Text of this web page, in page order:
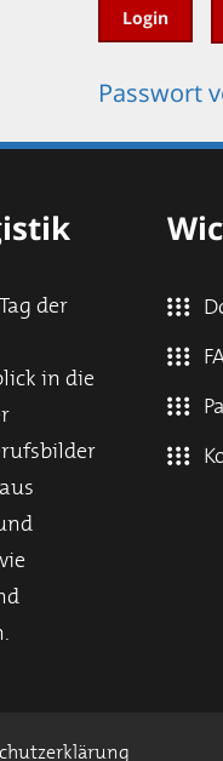
Passwort
der
in die